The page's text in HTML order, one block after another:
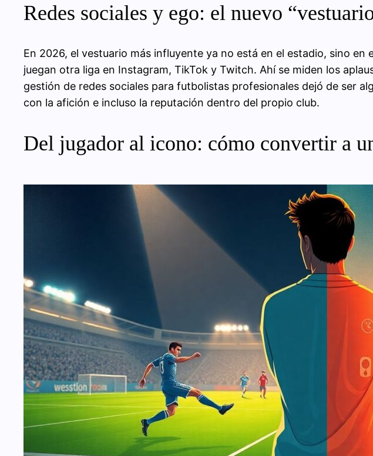
Redes sociales y ego: el nuevo
En 2026, el vestuario más influyente ya no está en el estadio, sino
juegan otra liga en Instagram, TikTok y Twitch. Ahí se miden los
gestión de redes sociales para futbolistas profesionales dejó de ser
con la afición e incluso la reputación dentro del propio club.
Del jugador al icono: cómo convertir a